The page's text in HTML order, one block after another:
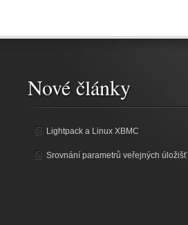
Nové články
Lightpack a Linux XBMC
Srovnání parametrů veřejných úložišť